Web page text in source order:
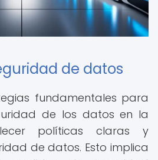
de datos
fundamentales para
de los datos en la
políticas claras y
de datos. Esto implica